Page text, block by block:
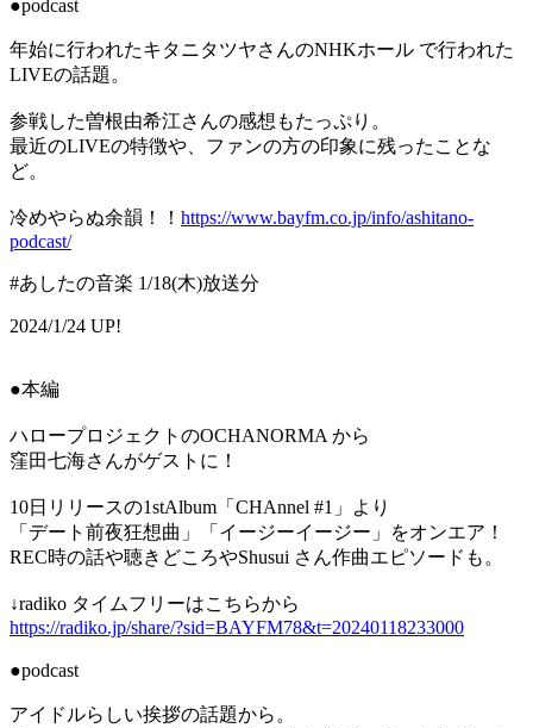
●podcast
年始に行われたキタニタツヤさんのNHKホール で行われた
LIVEの話題。
参戦した曽根由希江さんの感想もたっぷり。
最近のLIVEの特徴や、ファンの方の印象に残ったことな
ど。
冷めやらぬ余韻！！ https://www.bayfm.co.jp/info/ashitano-
podcast/
#あしたの音楽 1/18(木)放送分
2024/1/24 UP!
●本編
ハロープロジェクトのOCHANORMA から
窪田七海さんがゲストに！
10日リリースの1stAlbum「CHAnnel #1」より
「デート前夜狂想曲」「イージーイージー」をオンエア！
REC時の話や聴きどころやShusui さん作曲エピソードも。
↓radiko タイムフリーはこちらから
https://radiko.jp/share/?sid=BAYFM78&t=20240118233000
●podcast
アイドルらしい挨拶の話題から。